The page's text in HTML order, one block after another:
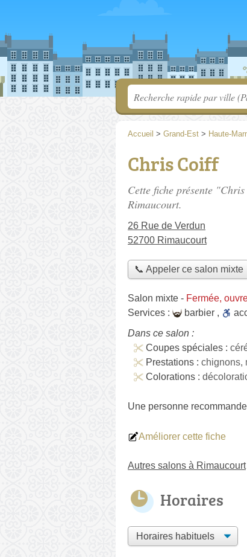
Accueil > Grand-Est > Haute-
Chris Coiff
Cette fiche présente
Rimaucourt.
26 Rue de Verdun
52700 Rimaucourt
📞 Appeler ce salon mixte
Salon mixte - Fermée,
Services :
barbier ,
Dans ce salon :
Coupes spéciales :
Prestations : chignons,
Colorations :
Une personne recommande
Améliorer cette fiche
Autres salons à Rimaucourt
Horaires